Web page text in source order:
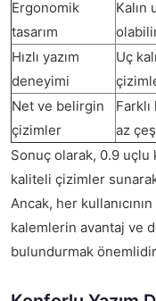
Ergonomik
tasarım
Kalın
Hızlı yazım
deneyimi
Uç
Net ve belirgin
çizimler
az
Sonuç olarak, 0.9 uçlu
kaliteli çizimler
Ancak, her
kalemlerin avantaj ve
bulundurmak